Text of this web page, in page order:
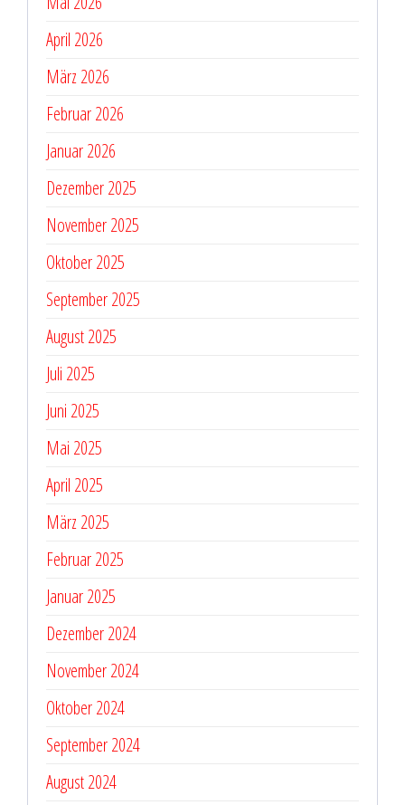
April 2026
März 2026
Februar 2026
Januar 2026
Dezember 2025
November 2025
Oktober 2025
September 2025
August 2025
Juli 2025
Juni 2025
Mai 2025
April 2025
März 2025
Februar 2025
Januar 2025
Dezember 2024
November 2024
Oktober 2024
September 2024
August 2024